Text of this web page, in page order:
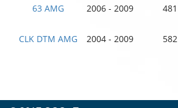
63 AMG 2006 - 2009 481
CLK DTM AMG 2004 - 2009 582